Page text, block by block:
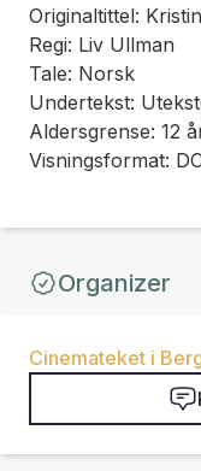
Originaltittel:
Regi: Liv Ullman
Tale: Norsk
Undertekst:
Aldersgrense: 12
Visningsformat:
Organizer
Cinemateket i